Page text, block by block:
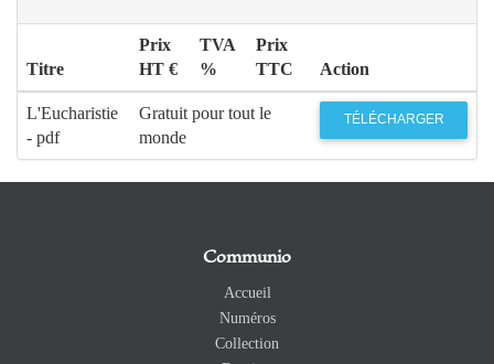
Titre
Prix
HT €
TVA
%
Prix
TTC
Action
L'Eucharistie
- pdf
Gratuit pour tout le
monde
TÉLÉCHARGER
Communio
Accueil
Numéros
Collection